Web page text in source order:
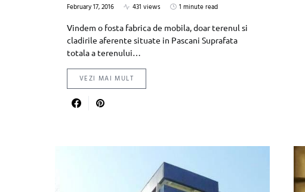
February 17, 2016 431 views
1 minute read
Vindem o fosta fabrica de mobila, doar terenul si
cladirile aferente situate in Pascani Suprafata
totala a terenului…
VEZI MAI MULT